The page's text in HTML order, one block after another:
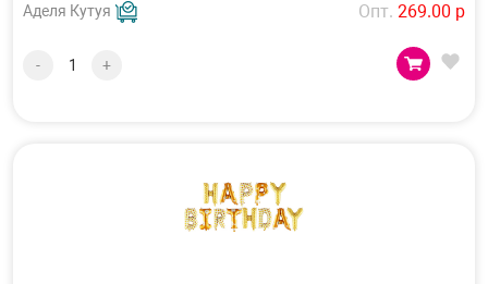
Аделя Кутуя
Опт. 269.00 р
- +